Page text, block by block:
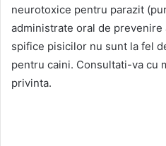
neurotoxice pentru parazit
administrate oral de prevenire
spifice pisicilor nu sunt la fel
pentru caini. Consultati-va cu
privinta.